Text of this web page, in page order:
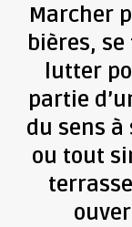
Marcher
bières,
lutter
partie
du sens
ou tout